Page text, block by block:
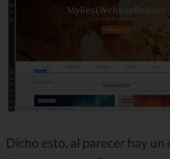
Dicho esto, al parecer hay un